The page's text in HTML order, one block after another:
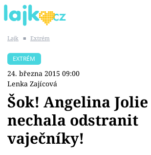
SHOPAHOLICADEL
Témata
Showbyznys
Lajk ■ Extrém
EXTRÉM
24. března 2015 09:00
Lenka Zajícová
Šok! Angelina
nechala odstranit
vaječníky!